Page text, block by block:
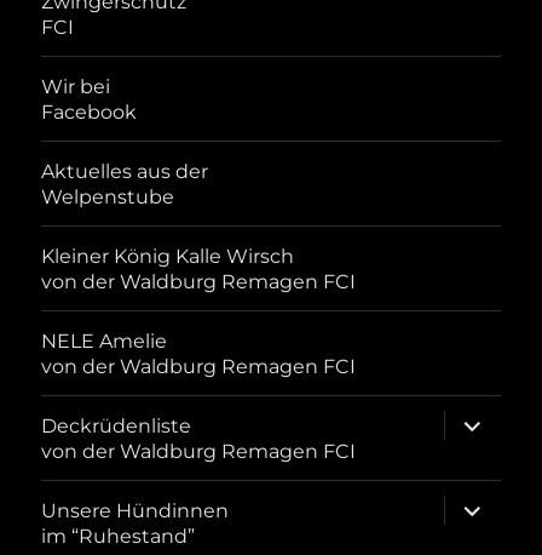
FCI
Wir bei
Facebook
Aktuelles aus der
Welpenstube
Kleiner König Kalle Wirsch
von der Waldburg Remagen FCI
NELE Amelie
von der Waldburg Remagen FCI
Deckrüdenliste
von der Waldburg Remagen FCI
öffnen
Unsere Hündinnen
im “Ruhestand”
öffnen